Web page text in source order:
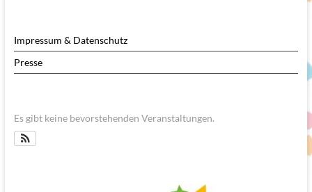
Impressum & Datenschutz
Presse
Es gibt keine bevorstehenden Veranstaltungen.